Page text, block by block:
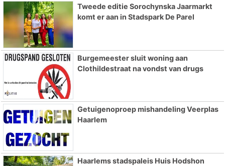
Tweede editie Sorochynska Jaarmarkt
komt er aan in Stadspark De Parel
Burgemeester sluit woning aan
Clothildestraat na vondst van drugs
Getuigenoproep mishandeling Veerplas
Haarlem
Haarlems stadspaleis Huis Hodshon